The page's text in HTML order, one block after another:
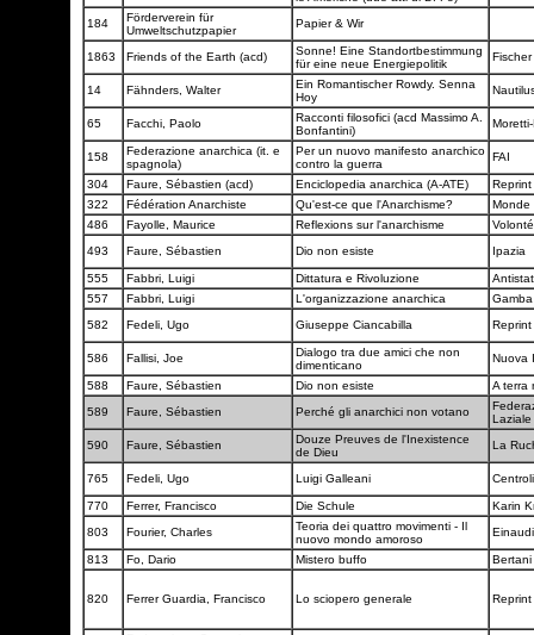
184
Förderverein für
Umweltschutzpapier
Papier & Wir
1863 Friends of the Earth (acd)
Sonne! Eine Standortbestimmung
für eine neue Energiepolitik
Fischer
14 Fähnders, Walter
Ein Romantischer Rowdy. Senna
Hoy
65 Facchi, Paolo
Racconti filosofici (acd Massimo A.
Bonfantini)
158
Federazione anarchica (it. e
spagnola)
Per un nuovo manifesto anarchico
contro la guerra
FAI
304 Faure, Sébastien (acd) Enciclopedia anarchica (A-ATE)
322
Fédération Anarchiste Qu'est-ce que l'Anarchisme?
Monde
486
Fayolle, Maurice Reflexions sur l'anarchisme
493
Faure, Sébastien Dio non esiste Ipazia
555 Fabbri, Luigi Dittatura e Rivoluzione
557
Fabbri, Luigi L'organizzazione anarchica
582
Fedeli, Ugo Giuseppe Ciancabilla
586 Fallisi, Joe
Dialogo tra due amici che non
dimenticano
Nuova
588 Faure, Sébastien Dio non esiste
A terra
589
Faure, Sébastien Perché gli anarchici non votano
Laziale
590
Faure, Sébastien
Douze Preuves de l'Inexistence
de Dieu
La
765 Fedeli, Ugo Luigi Galleani
770 Ferrer, Francisco Die Schule
Karin
803
Fourier, Charles
Teoria dei quattro movimenti - Il
nuovo mondo amoroso
813 Fo, Dario Mistero buffo Bertani
820 Ferrer Guardia, Francisco Lo sciopero generale